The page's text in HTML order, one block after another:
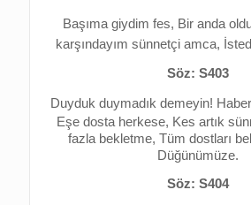
Başıma giydim fes, Bir anda
karşındayım sünnetçi amca,
Söz: S403
Duyduk duymadık demeyin!
Eşe dosta herkese, Kes artık
fazla bekletme, Tüm dostları
Düğünümüze.
Söz: S404